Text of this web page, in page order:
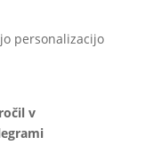
personalizacijo
v